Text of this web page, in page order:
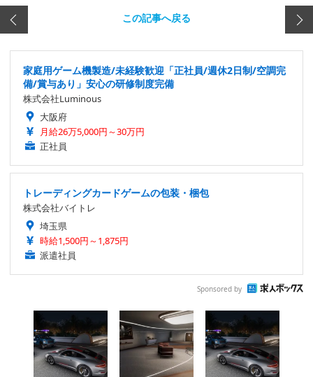
この記事へ戻る
家庭用ゲーム機製造/未経験歓迎「正社員/週休2日制/空調完
備/賞与あり」安心の研修制度完備
株式会社Luminous
大阪府
月給26万5,000円～30万円
正社員
トレーディングカードゲームの包装・梱包
株式会社バイトレ
埼玉県
時給1,500円～1,875円
派遣社員
Sponsored by